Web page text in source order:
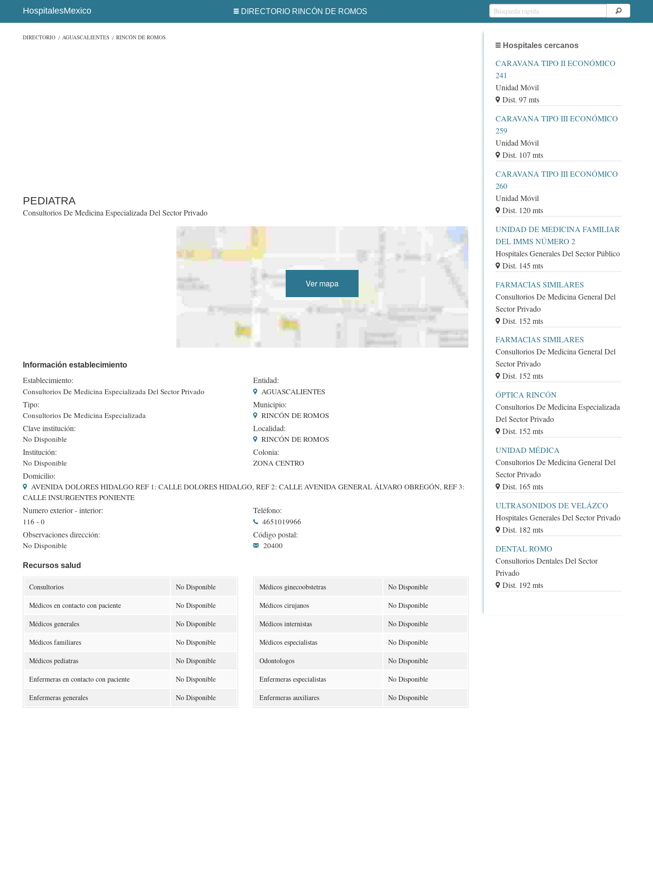
HospitalesMexico DIRECTORIO RINCÓN DE ROMOS
DIRECTORIO AGUASCALIENTES RINCÓN DE ROMOS
PEDIATRA
Consultorios De Medicina Especializada Del Sector Privado
Ver mapa
Información establecimiento
Establecimiento:
Consultorios De Medicina Especializada Del Sector Privado
Tipo:
Consultorios De Medicina Especializada
Clave institución:
No Disponible
Institución:
No Disponible
Entidad:
AGUASCALIENTES
Municipio:
RINCÓN DE ROMOS
Localidad:
RINCÓN DE ROMOS
Colonia:
ZONA CENTRO
Domicilio:
AVENIDA DOLORES HIDALGO REF 1: CALLE DOLORES HIDALGO, REF 2: CALLE AVENIDA GENERAL ÁLVARO OBREGÓN, REF 3:
CALLE INSURGENTES PONIENTE
Numero exterior - interior:
116 - 0
Observaciones dirección:
No Disponible
Teléfono:
4651019966
Código postal:
20400
Recursos salud
Consultorios
No Disponible
Médicos en contacto con paciente
No Disponible
Médicos generales
No Disponible
Médicos familiares
No Disponible
Médicos pediatras
No Disponible
Enfermeras en contacto con paciente
No Disponible
Enfermeras generales
No Disponible
Médicos ginecoobstetras
No Disponible
Médicos cirujanos
No Disponible
Médicos internistas
No Disponible
Médicos especialistas
No Disponible
Odontologos
No Disponible
Enfermeras especialistas
No Disponible
Enfermeras auxiliares
No Disponible
Hospitales cercanos
CARAVANA TIPO II ECONÓMICO
241
Unidad Móvil
Dist. 97 mts
CARAVANA TIPO III ECONÓMICO
259
Unidad Móvil
Dist. 107 mts
CARAVANA TIPO III ECONÓMICO
260
Unidad Móvil
Dist. 120 mts
UNIDAD DE MEDICINA FAMILIAR
DEL IMMS NÚMERO 2
Hospitales Generales Del Sector Público
Dist. 145 mts
FARMACIAS SIMILARES
Consultorios De Medicina General Del
Sector Privado
Dist. 152 mts
FARMACIAS SIMILARES
Consultorios De Medicina General Del
Sector Privado
Dist. 152 mts
ÓPTICA RINCÓN
Consultorios De Medicina Especializada
Del Sector Privado
Dist. 152 mts
UNIDAD MÉDICA
Consultorios De Medicina General Del
Sector Privado
Dist. 165 mts
ULTRASONIDOS DE VELÁZCO
Hospitales Generales Del Sector Privado
Dist. 182 mts
DENTAL ROMO
Consultorios Dentales Del Sector
Privado
Dist. 192 mts